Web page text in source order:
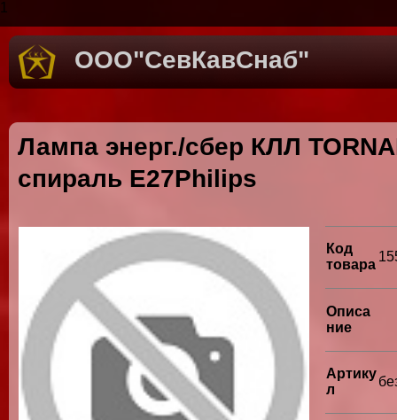
1
ООО"СевКавСнаб"
Лампа энерг./сбер КЛЛ
спираль Е27Philips
Код
товара
Описа
ние
Артику
л